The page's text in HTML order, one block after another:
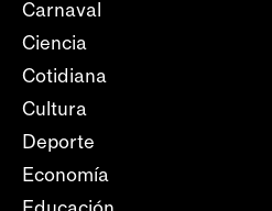
Carnaval
Ciencia
Cotidiana
Cultura
Deporte
Economía